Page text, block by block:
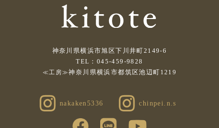
神奈川県横浜市旭区下川井町2149-6
TEL：045-459-9828
≪工房≫神奈川県横浜市都筑区池辺町1219
nakaken5336 chinpei.n.s